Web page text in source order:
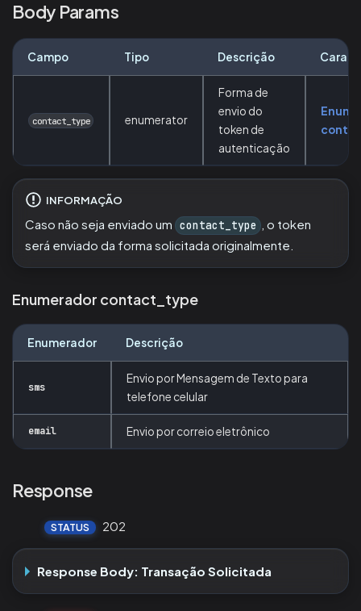
Body Params
Campo Tipo Descrição
contact_type enumerator
Forma de
envio do
token de
autenticação
INFORMAÇÃO
Caso não seja enviado um contact_type
, o token
será enviado da forma solicitada originalmente.
Enumerador contact_type
Enumerador Descrição
sms
Envio por Mensagem de Texto para
telefone celular
email Envio por correio eletrônico
Response
STATUS 202
Response Body: Transação Solicitada